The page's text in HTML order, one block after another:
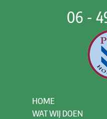
06 -
HOME
WAT WIJ DOEN